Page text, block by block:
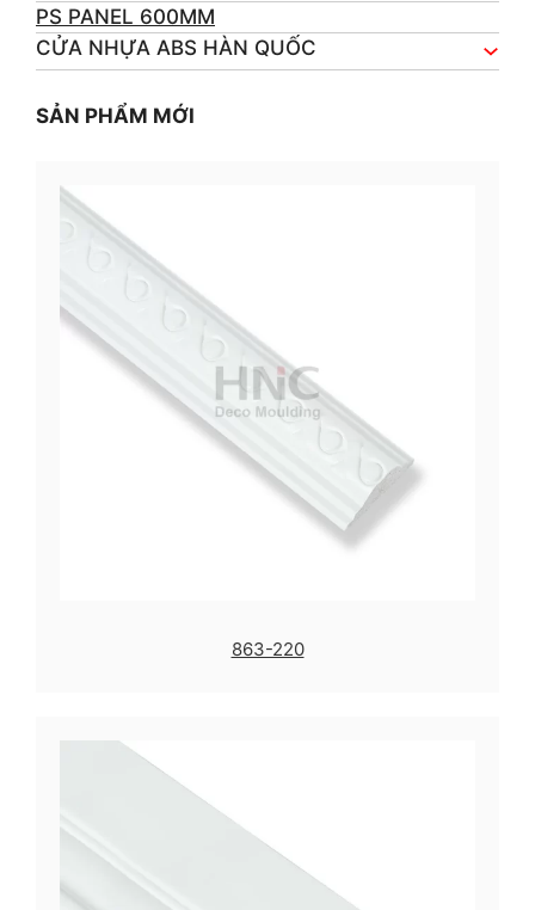
PS PANEL 600MM
CỬA NHỰA ABS HÀN QUỐC
SẢN PHẨM MỚI
863-220